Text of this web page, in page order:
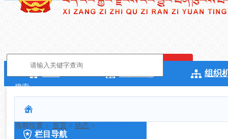
搜索
组织
当前位置： 首页 > 动态 >
栏目导航